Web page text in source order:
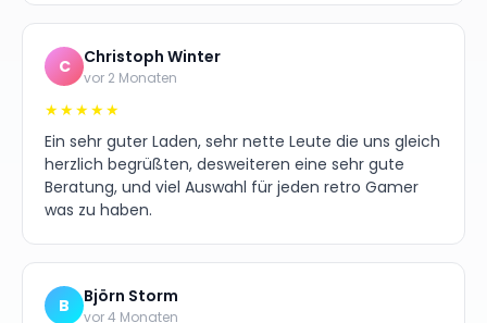
C Christoph Winter
vor 2 Monaten
★★★★★
Ein sehr guter Laden, sehr nette Leute die uns gleich
herzlich begrüßten, desweiteren eine sehr gute
Beratung, und viel Auswahl für jeden retro Gamer
was zu haben.
B Björn Storm
vor 4 Monaten